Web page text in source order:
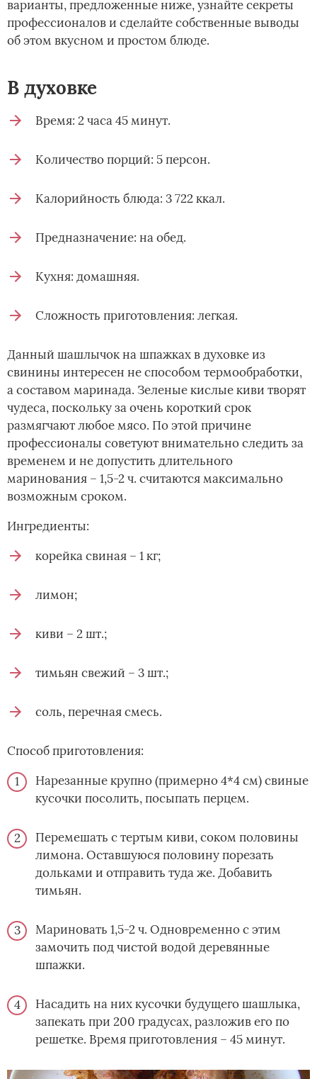
варианты, предложенные ниже, узнайте секреты
профессионалов и сделайте собственные выводы
об этом вкусном и простом блюде.
В духовке
Время: 2 часа 45 минут.
Количество порций: 5 персон.
Калорийность блюда: 3 722 ккал.
Предназначение: на обед.
Кухня: домашняя.
Сложность приготовления: легкая.
Данный шашлычок на шпажках в духовке из
свинины интересен не способом термообработки,
а составом маринада. Зеленые кислые киви творят
чудеса, поскольку за очень короткий срок
размягчают любое мясо. По этой причине
профессионалы советуют внимательно следить за
временем и не допустить длительного
маринования – 1,5-2 ч. считаются максимально
возможным сроком.
Ингредиенты:
корейка свиная – 1 кг;
лимон;
киви – 2 шт.;
тимьян свежий – 3 шт.;
соль, перечная смесь.
Способ приготовления:
Нарезанные крупно (примерно 4*4 см) свиные
кусочки посолить, посыпать перцем.
Перемешать с тертым киви, соком половины
лимона. Оставшуюся половину порезать
дольками и отправить туда же. Добавить
тимьян.
Мариновать 1,5-2 ч. Одновременно с этим
замочить под чистой водой деревянные
шпажки.
Насадить на них кусочки будущего шашлыка,
запекать при 200 градусах, разложив его по
решетке. Время приготовления – 45 минут.